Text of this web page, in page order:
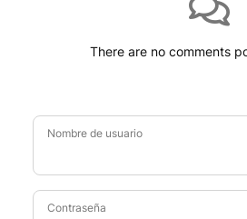
There are no comments
Nombre de usuario
Contraseña